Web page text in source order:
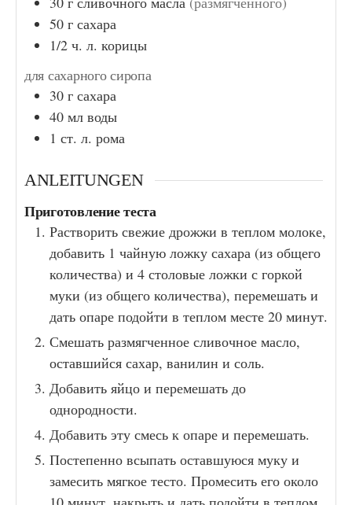
50 г сахара
1/2 ч. л. корицы
для сахарного сиропа
30 г сахара
40 мл воды
1 ст. л. рома
ANLEITUNGEN
Приготовление теста
Растворить свежие дрожжи в теплом молоке,
добавить 1 чайную ложку сахара (из общего
количества) и 4 столовые ложки с горкой
муки (из общего количества), перемешать и
дать опаре подойти в теплом месте 20 минут.
Смешать размягченное сливочное масло,
оставшийся сахар, ванилин и соль.
Добавить яйцо и перемешать до
однородности.
Добавить эту смесь к опаре и перемешать.
Постепенно всыпать оставшуюся муку и
замесить мягкое тесто. Промесить его около